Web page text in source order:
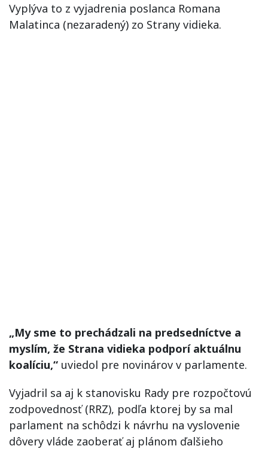
Vyplýva to z vyjadrenia poslanca Romana
Malatinca (nezaradený) zo Strany vidieka.
„My sme to prechádzali na predsedníctve a
myslím, že Strana vidieka podporí aktuálnu
koalíciu,“ uviedol pre novinárov v parlamente.
Vyjadril sa aj k stanovisku Rady pre rozpočtovú
zodpovednosť (RRZ), podľa ktorej by sa mal
parlament na schôdzi k návrhu na vyslovenie
dôvery vláde zaoberať aj plánom ďalšieho